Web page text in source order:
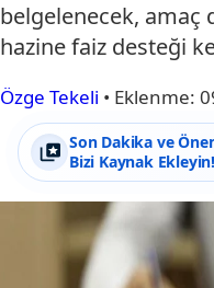
belgelenecek, amaç
hazine faiz desteği
Özge Tekeli • Eklenme:
Son Dakika ve
Bizi Kaynak Ekleyin!